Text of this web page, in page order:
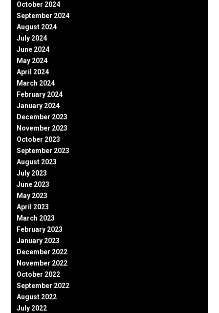
October 2024
September 2024
August 2024
July 2024
June 2024
May 2024
April 2024
March 2024
February 2024
January 2024
December 2023
November 2023
October 2023
September 2023
August 2023
July 2023
June 2023
May 2023
April 2023
March 2023
February 2023
January 2023
December 2022
November 2022
October 2022
September 2022
August 2022
July 2022